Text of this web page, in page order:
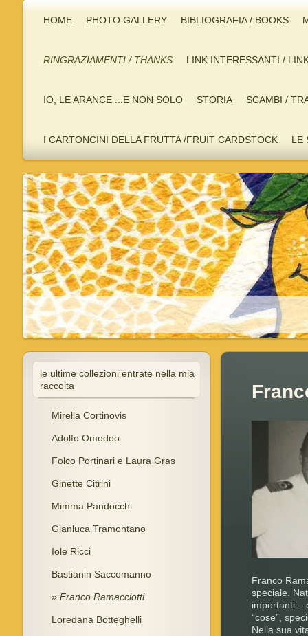
HOME PHOTO GALLERY BIBLIOGRAFIA / BOOKS
RINGRAZIAMENTI / THANKS LINK INTERESSANTI /
IO, LE ARANCE ...E NON SOLO STORIA SCAMBI /
I CARTONCINI DELLA FRUTTA /FRUIT CARDSTOCK LE
Franco
speciale.
importanti –
“cose”,
Nella sua
le ultime collezioni entrate nella mia
raccolta
Mirella Cortinovis
Adolfo Omodeo
Folco Portinari e Laura Gras
Ginette Citrini
Mimma Pandocchi
Gianluca Tramontano
Iole Ricci
Bastianin Saccomanno
Franco Ramacciotti
Loredana Botteghelli